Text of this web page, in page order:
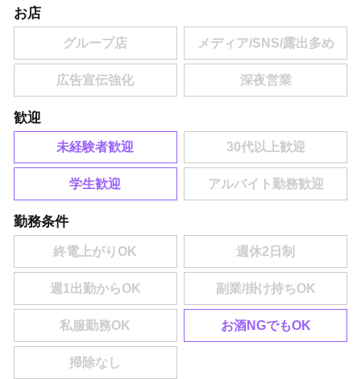
お店
歓迎
未経験者歓迎
学生歓迎
勤務条件
お酒NGでもOK